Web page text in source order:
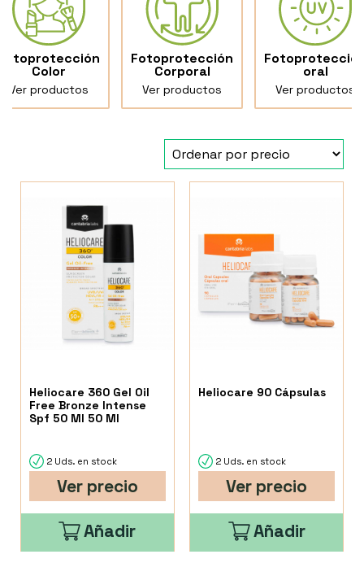
Color
Ver productos
Fotoprotección
Corporal
Ver productos
oral
Ver productos
Heliocare 360 Gel Oil
Free Bronze Intense
Spf 50 Ml 50 Ml
2 Uds. en stock
Ver precio
Añadir
Heliocare 90 Cápsulas
2 Uds. en stock
Ver precio
Añadir